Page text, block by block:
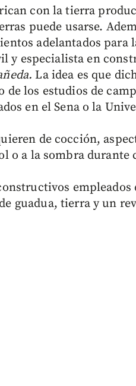
con la tierra
puede usarse.
adelantados para
y especialista en
La idea es que
de los estudios de
en el Sena o la
de cocción,
o a la sombra durante
empleados
guadua, tierra y un